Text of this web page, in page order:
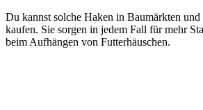
Du kannst solche Haken in Baumärkten
kaufen. Sie sorgen in jedem Fall für mehr
beim Aufhängen von Futterhäuschen.